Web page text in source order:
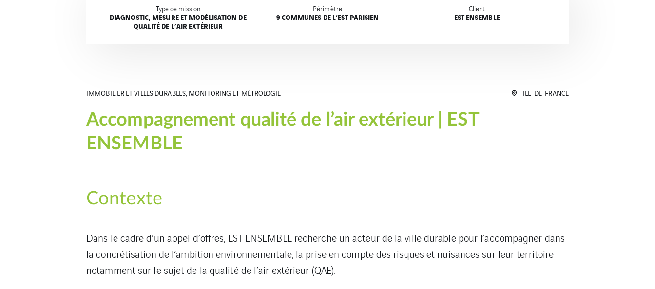
Type de mission
DIAGNOSTIC, MESURE ET MODÉLISATION DE
QUALITÉ DE L’AIR EXTÉRIEUR
Périmètre
9 COMMUNES DE L’EST PARISIEN
Client
EST ENSEMBLE
IMMOBILIER ET VILLES DURABLES, MONITORING ET MÉTROLOGIE ILE-DE-FRANCE
Accompagnement qualité de l’air extérieur | EST
ENSEMBLE
Contexte
Dans le cadre d’un appel d’offres, EST ENSEMBLE recherche un acteur de la ville durable pour l’accompagner dans
la concrétisation de l’ambition environnementale, la prise en compte des risques et nuisances sur leur territoire
notamment sur le sujet de la qualité de l’air extérieur (QAE).